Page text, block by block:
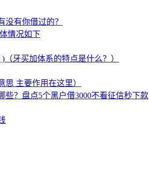
没有你借过的？
情况如下
牙买加体系的特点是什么？）
主要作用在这里）
些？盘点5个黑户借3000不看征信秒下款